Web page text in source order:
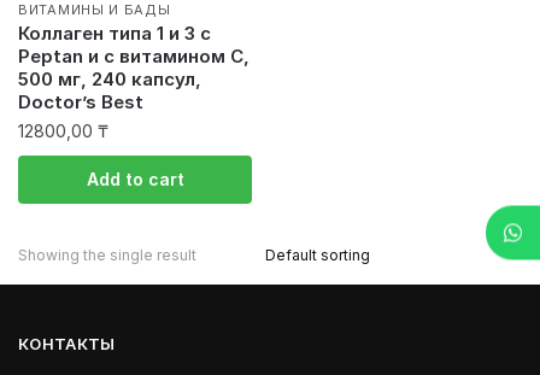
ВИТАМИНЫ И БАДЫ
Коллаген типа 1 и 3 с
Peptan и с витамином С,
500 мг, 240 капсул,
Doctor’s Best
12800,00 ₸
Add to cart
Showing the single result
КОНТАКТЫ